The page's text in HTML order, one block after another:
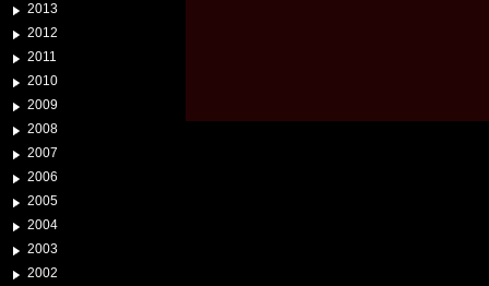
2013
2012
2011
2010
2009
2008
2007
2006
2005
2004
2003
2002